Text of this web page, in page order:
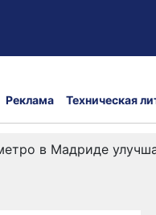
Реклама Техническая
в Мадриде